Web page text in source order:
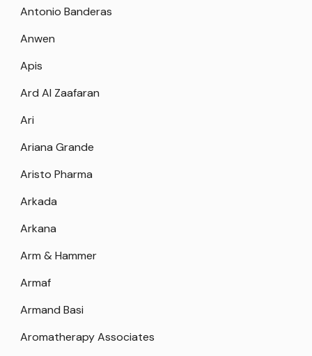
Antonio Banderas
Anwen
Apis
Ard Al Zaafaran
Ari
Ariana Grande
Aristo Pharma
Arkada
Arkana
Arm & Hammer
Armaf
Armand Basi
Aromatherapy Associates